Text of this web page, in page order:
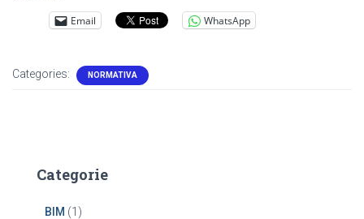
Email WhatsApp
Categories: NORMATIVA
Categorie
BIM (1)